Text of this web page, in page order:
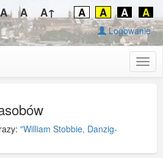
A A↑ A A A A
Logowanie
"William Stobbie, Danzig-